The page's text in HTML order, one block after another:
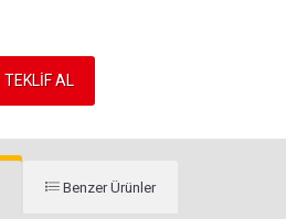
TEKLİF AL
Benzer Ürünler